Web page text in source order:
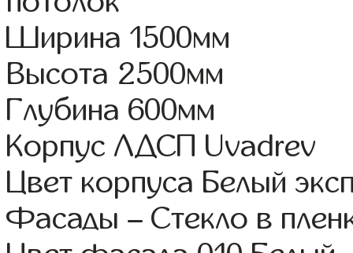
Ширина 1500мм
Высота 2500мм
Глубина 600мм
Корпус ЛДСП Uvadrev
Цвет корпуса Белый
Фасады – Стекло в